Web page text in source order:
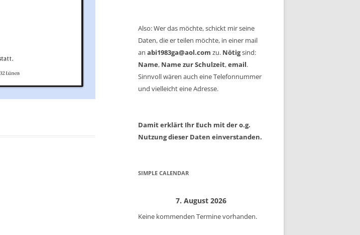
Also: Wer das möchte, schickt mir seine
Daten, die er teilen möchte, in einer mail
an abi1983ga@aol.com zu. Nötigsind:
Name, Name zur Schulzeit,email.
Sinnvoll wären auch eine Telefonnummer
und vielleicht eine Adresse.
Damit erklärt Ihr Euch mit der o.g.
Nutzung dieser Daten einverstanden.
SIMPLE CALENDAR
7. August 2026
Keine kommenden Termine vorhanden.